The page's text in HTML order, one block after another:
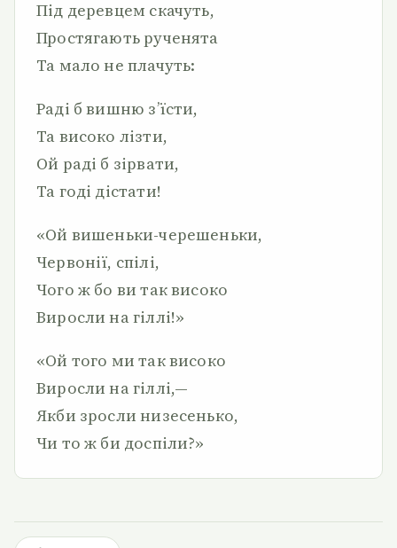
Під деревцем скачуть,
Простягають рученята
Та мало не плачуть:
Раді б вишню з’їсти,
Та високо лізти,
Ой раді б зірвати,
Та годі дістати!
«Ой вишеньки-черешеньки,
Червонії, спілі,
Чого ж бо ви так високо
Виросли на гіллі!»
«Ой того ми так високо
Виросли на гіллі,—
Якби зросли низесенько,
Чи то ж би доспіли?»